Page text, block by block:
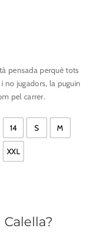
pensada perquè tots
no jugadors, la puguin
pel carrer.
14 S M
XXL